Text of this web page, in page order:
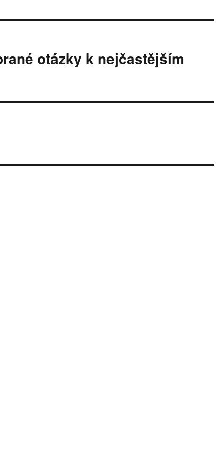
otázky k nejčastějším